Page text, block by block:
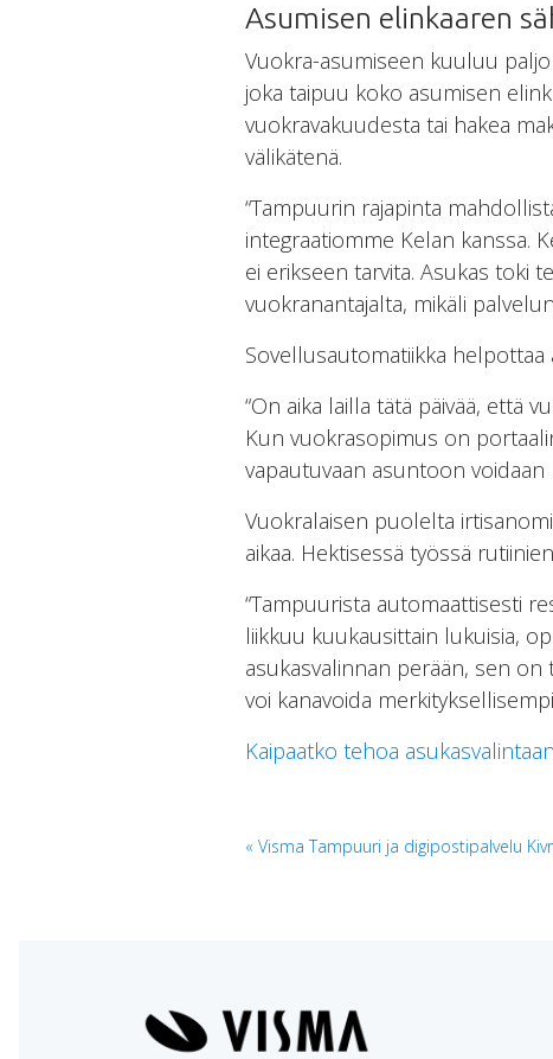
Asumisen elinkaaren
Vuokra-asumiseen kuuluu
joka taipuu koko asumisen
vuokravakuudesta tai hakea
välikätenä.
“Tampuurin rajapinta
integraatiomme Kelan kanssa.
ei erikseen tarvita. Asukas toki
vuokranantajalta, mikäli
Sovellusautomatiikka
“On aika lailla tätä päivää, että
Kun vuokrasopimus on
vapautuvaan asuntoon voidaan
Vuokralaisen puolelta
aikaa. Hektisessä työssä
“Tampuurista automaattisesti
liikkuu kuukausittain lukuisia,
asukasvalinnan perään, sen on
voi kanavoida
Kaipaatko tehoa
Artikkelien
Visma Tampuuri ja digipostipalvelu